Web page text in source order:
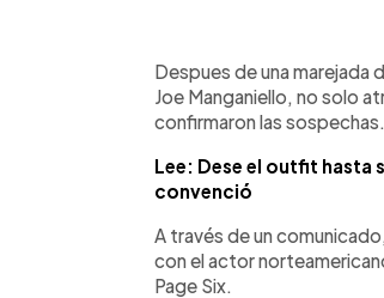
► Escuchar
Despues de una marejada
Joe Manganiello, no solo
confirmaron las sospechas.
Lee: Dese el outfit hasta
convenció
A través de un
con el actor
Page Six.